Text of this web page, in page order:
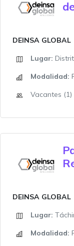
DEINSA GLOBAL
Lugar:
Modalidad:
Vacantes (1)
DEINSA GLOBAL
Lugar:
Modalidad: